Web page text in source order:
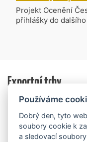
projektů
mld. Kč. Částkou
nejlépe
výzkum v oblasti
podnikových
na přípravě
Projekt Ocenění
přihlášky do
Projekt
podniky, které
ekonomické
Exportní trhy
Používáme
Dobrý den, tyto
soubory cookie k
a sledovací